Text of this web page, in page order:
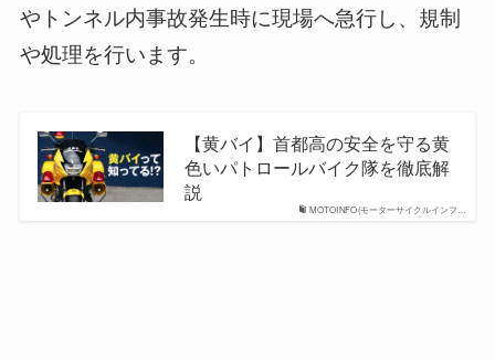
やトンネル内事故発生時に現場へ急行し、規制
や処理を行います。
MOTOINFO(モーターサイクルインフ…
【黄バイ】首都高の安全を守る黄
色いパトロールバイク隊を徹底解
説